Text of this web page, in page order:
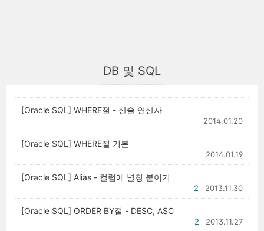
DB 및 SQL
[Oracle SQL] WHERE절 - 산술 연산자
2014.01.20
[Oracle SQL] WHERE절 기본
2014.01.19
[Oracle SQL] Alias - 컬럼에 별칭 붙이기
2013.11.30
2
[Oracle SQL] ORDER BY절 - DESC, ASC
2013.11.27
2